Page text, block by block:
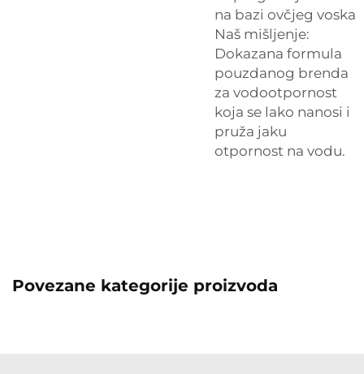
na bazi ovčjeg voska
Naš mišljenje:
Dokazana formula
pouzdanog brenda
za vodootpornost
koja se lako nanosi i
pruža jaku
otpornost na vodu.
Povezane kategorije proizvoda